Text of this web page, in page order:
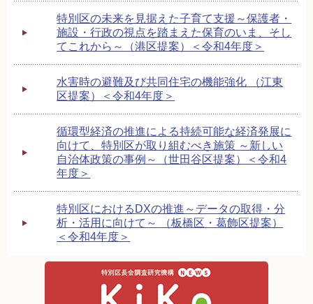
特別区の未来を見据えた子育て支援～保護者・
施設・行政の視点を踏まえた保育のいま、そし
てこれから～（港区提案）＜令和4年度＞
水害時の避難及び共同住宅の機能強化 （江東
区提案）＜令和4年度＞
循環型経済の推進による持続可能な経済発展に
向けて、特別区が取り組むべき施策 ～新しい
自治体政策の事例～（世田谷区提案）＜令和4
年度＞
特別区におけるDXの推進～データの取得・分
析・活用に向けて～ （板橋区・葛飾区提案）
＜令和4年度＞